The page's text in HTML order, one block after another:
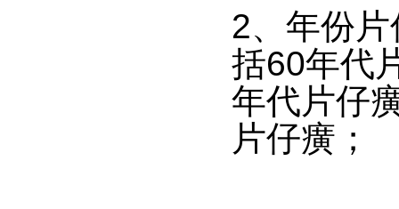
2、年份
括60年代
年代片仔
片仔癀；